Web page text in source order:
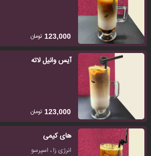
123,000 تومان
آیس وانیل لاته
123,000 تومان
های کیمی
انرژی زا ، اسپرسو